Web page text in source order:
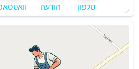
טלפון הודעה